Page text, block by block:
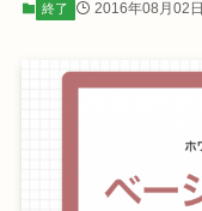
終了 2016年08月02日